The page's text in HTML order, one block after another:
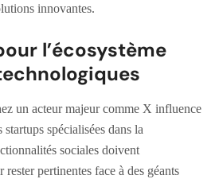
innovantes.
l’écosystème
un acteur majeur comme X influence
spécialisées dans la
sociales doivent
pertinentes face à des géants